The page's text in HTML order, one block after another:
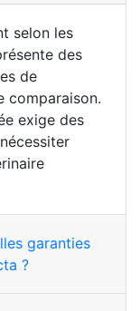
selon les
des
de
comparaison.
exige des
garanties
?